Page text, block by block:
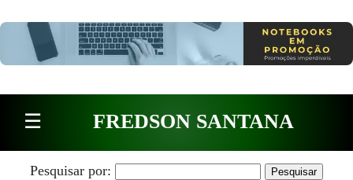
☰ FREDSON SANTANA
Pesquisar por: